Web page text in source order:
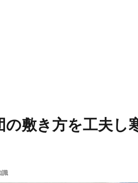
の敷き方を工夫し
識